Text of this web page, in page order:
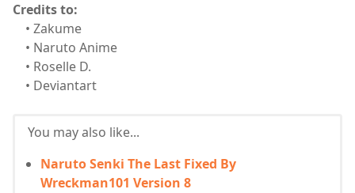
Credits to:
• Zakume
• Naruto Anime
• Roselle D.
• Deviantart
You may also like...
Naruto Senki The Last Fixed By
Wreckman101 Version 8